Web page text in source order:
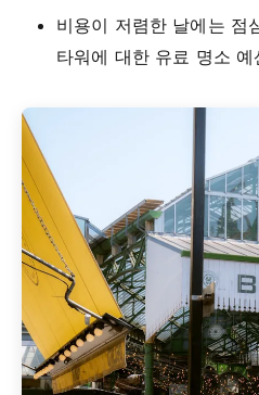
비용이 저렴한 날에는 점
타워에 대한 유료 명소